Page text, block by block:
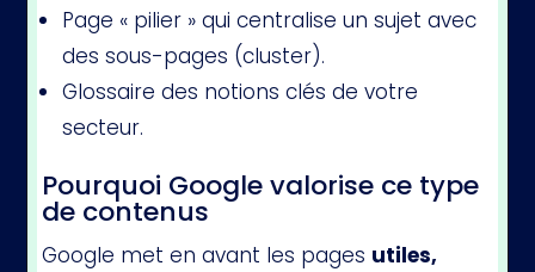
Page « pilier » qui centralise un sujet avec
des sous-pages (cluster).
Glossaire des notions clés de votre
secteur.
Pourquoi Google valorise ce type
de contenus
Google met en avant les pages utiles,